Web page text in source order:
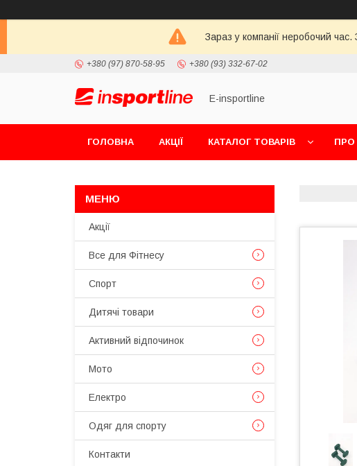
Зараз у компанії неробочий
+380 (97) 870-58-95 +380 (93) 332-67-02
E-insportline
ГОЛОВНА АКЦІЇ КАТАЛОГ ТОВАРІВ ПРО
Акції
Все для Фітнесу
Спорт
Дитячі товари
Активний відпочинок
Мото
Електро
Одяг для спорту
Контакти